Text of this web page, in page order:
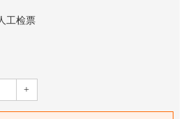
工检票
+